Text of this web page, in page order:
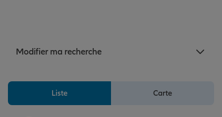
Habitation
Santé & prévoyance
Modifier ma recherche
Liste Carte